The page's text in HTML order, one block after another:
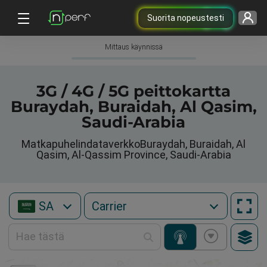
Suorita nopeustesti
Mittaus käynnissä
3G / 4G / 5G peittokartta
Buraydah, Buraidah, Al Qasim,
Saudi-Arabia
MatkapuhelindataverkkoBuraydah, Buraidah, Al
Qasim, Al-Qassim Province, Saudi-Arabia
SA